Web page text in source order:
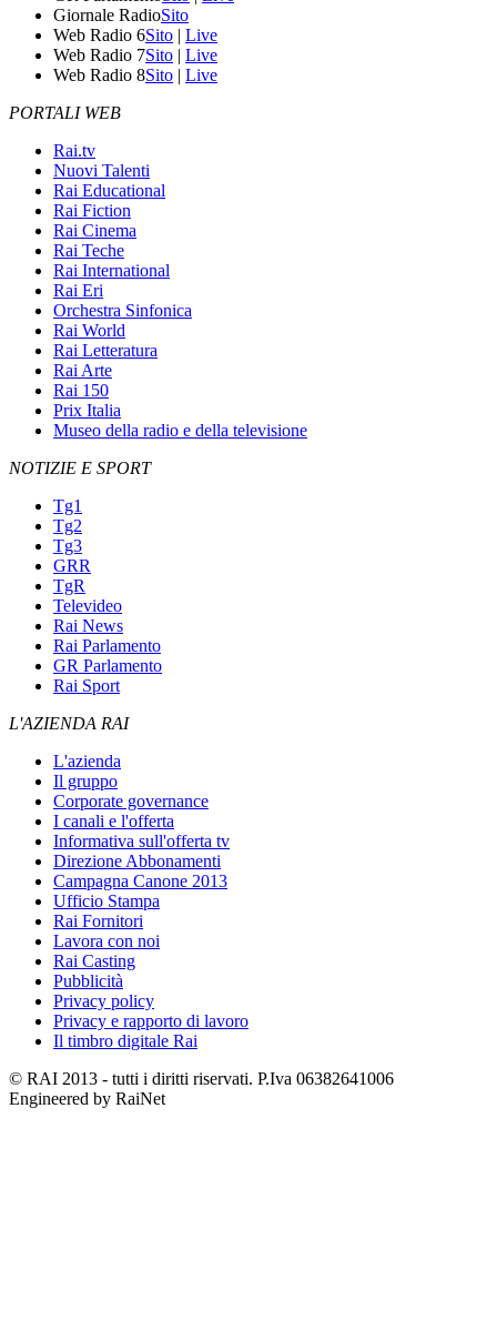
Giornale RadioSito
Web Radio 6Sito | Live
Web Radio 7Sito | Live
Web Radio 8Sito | Live
PORTALI WEB
Rai.tv
Nuovi Talenti
Rai Educational
Rai Fiction
Rai Cinema
Rai Teche
Rai International
Rai Eri
Orchestra Sinfonica
Rai World
Rai Letteratura
Rai Arte
Rai 150
Prix Italia
Museo della radio e della televisione
NOTIZIE E SPORT
Tg1
Tg2
Tg3
GRR
TgR
Televideo
Rai News
Rai Parlamento
GR Parlamento
Rai Sport
L'AZIENDA RAI
L'azienda
Il gruppo
Corporate governance
I canali e l'offerta
Informativa sull'offerta tv
Direzione Abbonamenti
Campagna Canone 2013
Ufficio Stampa
Rai Fornitori
Lavora con noi
Rai Casting
Pubblicità
Privacy policy
Privacy e rapporto di lavoro
Il timbro digitale Rai
© RAI 2013 - tutti i diritti riservati. P.Iva 06382641006
Engineered by RaiNet